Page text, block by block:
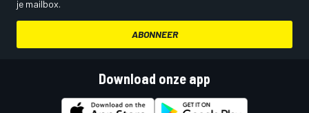
je mailbox.
ABONNEER
Download onze app